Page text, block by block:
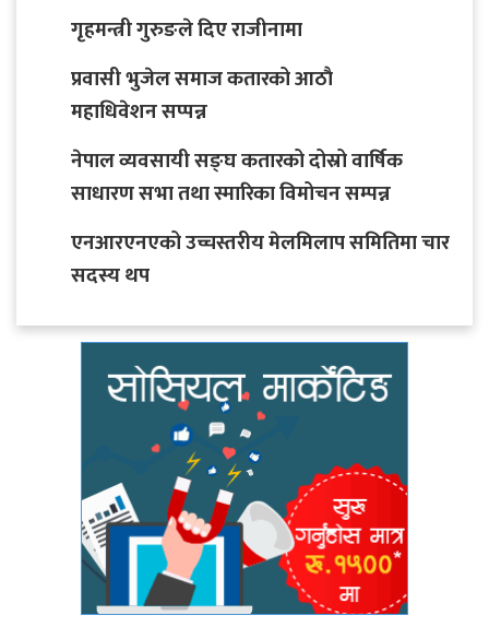
गृहमन्त्री गुरुङले दिए राजीनामा
प्रवासी भुजेल समाज कतारको आठाै
महाधिवेशन सप्पन्न
नेपाल व्यवसायी सङ्घ कतारको दोस्रो वार्षिक
साधारण सभा तथा स्मारिका विमोचन सम्पन्न
एनआरएनएको उच्चस्तरीय मेलमिलाप समितिमा चार
सदस्य थप